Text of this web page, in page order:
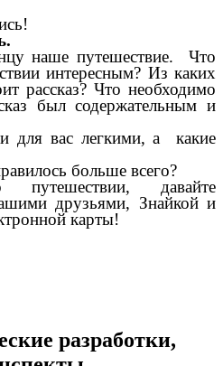
наше путешествие. Что
интересным? Из каких
рассказ? Что необходимо
был содержательным и
вас легкими, а какие
больше всего?
давайте
друзьями, Знайкой и
карты!
разработки,